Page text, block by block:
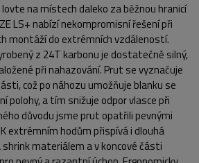
na místech daleko za běžnou hranicí
LS+ nabízí nekompromisní řešení při
montáží do extrémních vzdáleností.
z 24T karbonu je dostatečně silný,
při nahazování. Prut se vyznačuje
což po náhozu umožňuje blanku se
polohy, a tím snižuje odpor vlasce při
důvodu jsme prut opatřili pevnými
extrémním hodům přispívá i dlouhá
materiálem a v koncové části